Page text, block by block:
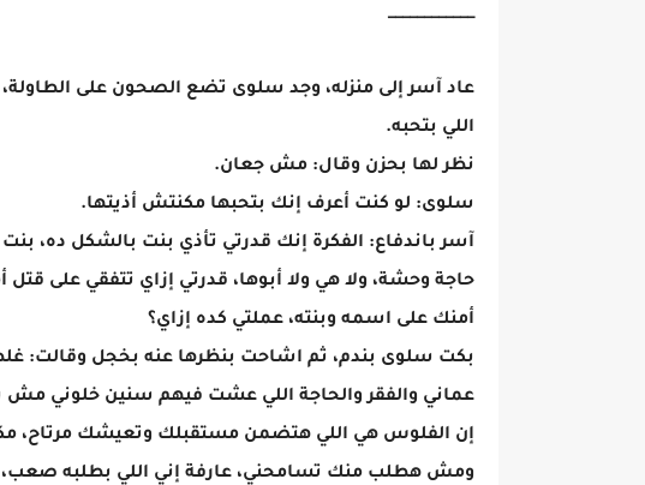
____________
عاد آسر إلى منزله، وجد سلوى تضع الصحون على الطاولة،
اللي بتحبه.
نظر لها بحزن وقال: مش جعان.
سلوى: لو كنت أعرف إنك بتحبها مكنتش أذيتها.
آسر باندفاع: الفكرة إنك قدرتي تأذي بنت بالشكل ده،
حاجة وحشة، ولا هي ولا أبوها، قدرتي إزاي تتفقي على قتل
أمنك على اسمه وبنته، عملتي كده إزاي؟
بكت سلوى بندم، ثم اشاحت بنظرها عنه بخجل وقالت:
عماني والفقر والحاجة اللي عشت فيهم سنين خلوني
إن الفلوس هي اللي هتضمن مستقبلك وتعيشك مرتاح،
ومش هطلب منك تسامحني، عارفة إني اللي بطلبه صعب،